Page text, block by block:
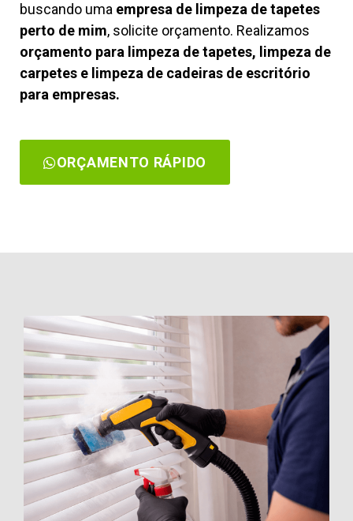
buscando uma empresa de limpeza de tapetes
perto de mim, solicite orçamento. Realizamos
orçamento para limpeza de tapetes, limpeza de
carpetes e limpeza de cadeiras de escritório
para empresas.
ORÇAMENTO RÁPIDO